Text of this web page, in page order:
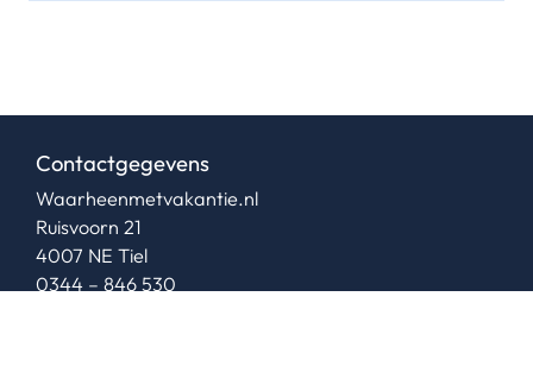
Contactgegevens
Waarheenmetvakantie.nl
Ruisvoorn 21
4007 NE Tiel
0344 – 846 530